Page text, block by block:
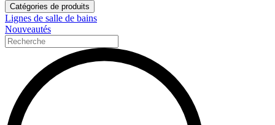
Catégories de produits
Lignes de salle de bains
Nouveautés